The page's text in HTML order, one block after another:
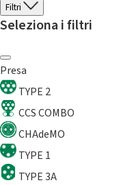
Filtri
Seleziona i filtri
Presa
TYPE 2
CCS COMBO
CHAdeMO
TYPE 1
TYPE 3A